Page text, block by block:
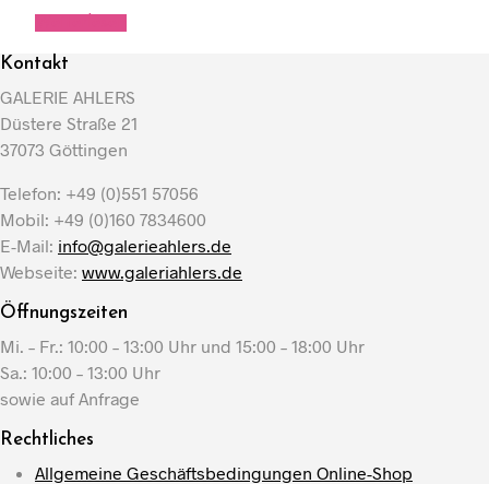
Kontakt
GALERIE AHLERS
Düstere Straße 21
37073 Göttingen
Telefon: +49 (0)551 57056
Mobil: +49 (0)160 7834600
E-Mail: info@galerieahlers.de
Webseite: www.galeriahlers.de
Öffnungszeiten
Mi. – Fr.: 10:00 – 13:00 Uhr und 15:00 – 18:00 Uhr
Sa.: 10:00 – 13:00 Uhr
sowie auf Anfrage
Rechtliches
Allgemeine Geschäftsbedingungen Online-Shop